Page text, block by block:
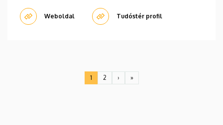
Weboldal Tudóstér profil
Jelenlegi
1
Oldal
2
Következő
›
Utolsó
»